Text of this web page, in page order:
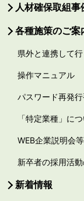
人材確保取組
各種施策のご案
県外と連携して
操作マニュアル
パスワード再発行
「特定業種」に
WEB企業説明会
新卒者の採用活
新着情報